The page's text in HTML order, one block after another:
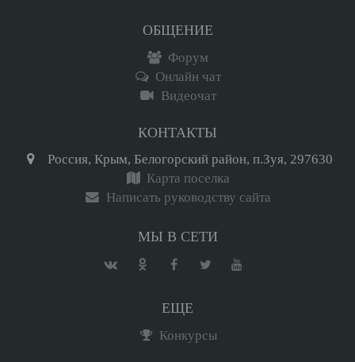
ОБЩЕНИЕ
Форум
Онлайн чат
Видеочат
КОНТАКТЫ
Россия, Крым, Белогорский район, п.Зуя, 297630
Карта поселка
Написать руководству сайта
МЫ В СЕТИ
ЕЩЕ
Конкурсы